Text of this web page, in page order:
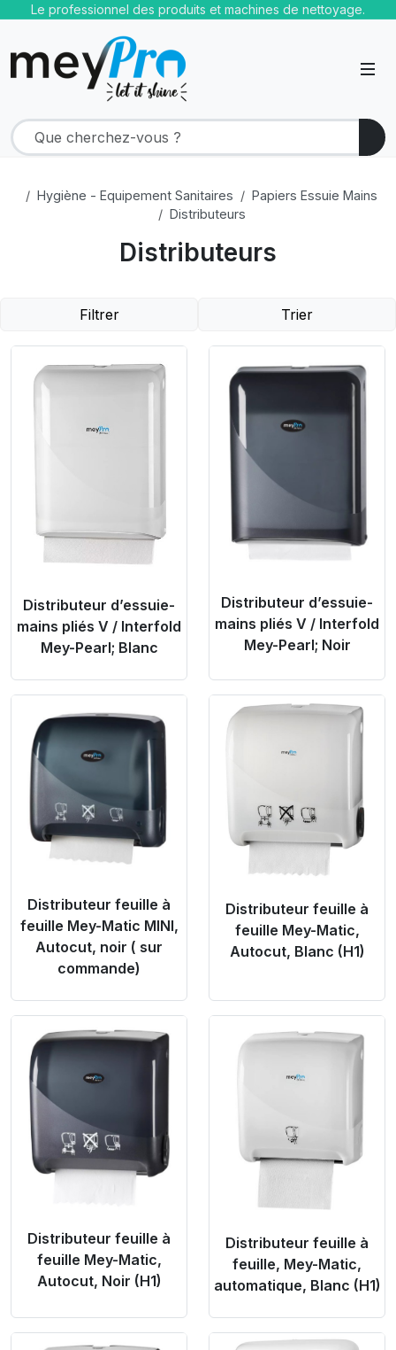
Le professionnel des produits et machines de nettoyage.
Hygiène - Equipement Sanitaires
Papiers Essuie Mains
Distributeurs
Distributeurs
Filtrer Trier
Product Link
Distributeur d’essuie-
mains pliés V / Interfold
Mey-Pearl; Blanc
Product Link
Distributeur d’essuie-
mains pliés V / Interfold
Mey-Pearl; Noir
Product Link
Distributeur feuille à
feuille Mey-Matic MINI,
Autocut, noir ( sur
commande)
Product Link
Distributeur feuille à
feuille Mey-Matic,
Autocut, Blanc (H1)
Product Link
Distributeur feuille à
feuille Mey-Matic,
Autocut, Noir (H1)
Product Link
Distributeur feuille à
feuille, Mey-Matic,
automatique, Blanc (H1)